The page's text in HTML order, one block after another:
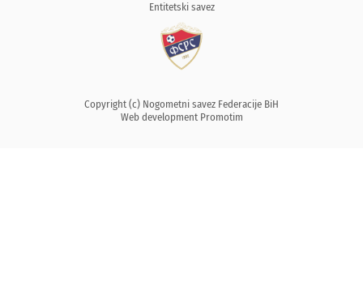
Entitetski savez
Copyright (c) Nogometni savez Federacije BiH
Web development Promotim